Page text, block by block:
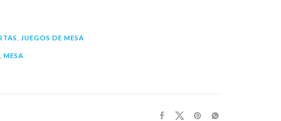
JUEGOS DE MESA
MESA